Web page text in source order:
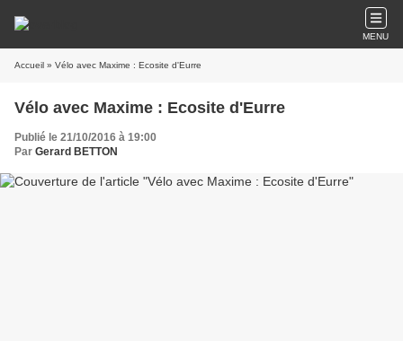
MENU
Accueil » Vélo avec Maxime : Ecosite d'Eurre
Vélo avec Maxime : Ecosite d'Eurre
Publié le 21/10/2016 à 19:00
Par Gerard BETTON